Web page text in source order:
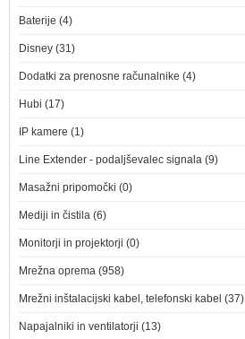
Baterije (4)
Disney (31)
Dodatki za prenosne računalnike (4)
Hubi (17)
IP kamere (1)
Line Extender - podaljševalec signala (9)
Masažni pripomočki (0)
Mediji in čistila (6)
Monitorji in projektorji (0)
Mrežna oprema (958)
Mrežni inštalacijski kabel, telefonski kabel (37)
Napajalniki in ventilatorji (13)